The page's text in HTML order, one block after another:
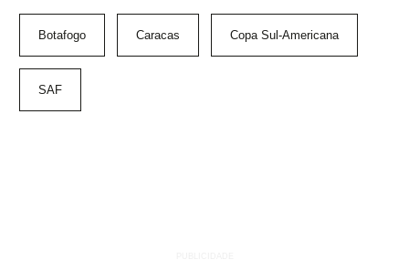
Botafogo Caracas Copa Sul-Americana
SAF